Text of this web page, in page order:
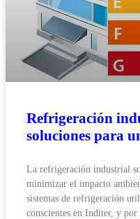
Refrigeración
soluciones para
La refrigeración industrial
minimizar el impacto
sistemas de refrigeración
conscientes en Inditer, y por